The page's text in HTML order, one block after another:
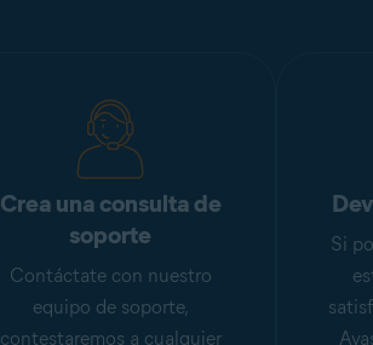
Crea una consulta de
soporte
Contáctate con nuestro
equipo de soporte,
contestaremos a cualquier
Si